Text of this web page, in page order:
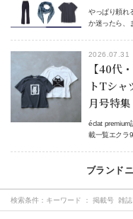
やっぱり頼れ
か迷ったら、
2026.07.31
【40代
トTシ
月号特集
éclat premium
載一覧エクラ
検索条件： キーワード ： 掲載号 雑